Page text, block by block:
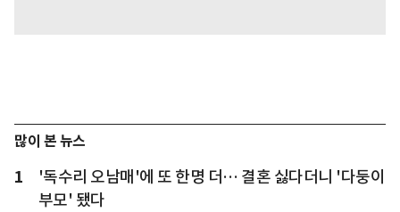
많이 본 뉴스
1
'독수리 오남매'에 또 한명 더… 결혼 싫다더니 '다둥이
부모' 됐다